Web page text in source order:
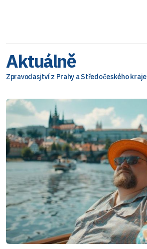
Aktuálně
Zpravodasjtví z Prahy a Středočeského kraje